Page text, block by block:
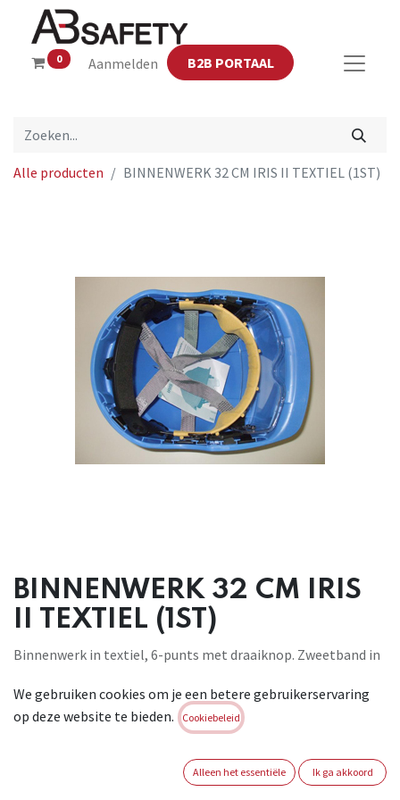
0 Aanmelden B2B PORTAAL
Alle producten BINNENWERK 32 CM IRIS II TEXTIEL (1ST)
BINNENWERK 32 CM IRIS
II TEXTIEL (1ST)
Binnenwerk in textiel, 6-punts met draaiknop. Zweetband in
Brand:
Login of registreer om verder te
We gebruiken cookies om je een betere gebruikerservaring
op deze website te bieden.
Cookiebeleid
Alleen het essentiële Ik ga akkoord